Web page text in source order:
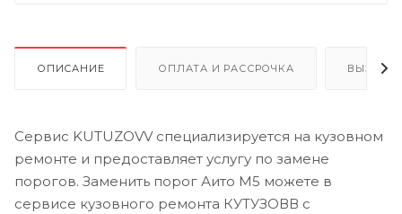
ОПИСАНИЕ ОПЛАТА И РАССРОЧКА ВЫЗОВ
Сервис KUTUZOVV специализируется на кузовном
ремонте и предоставляет услугу по замене
порогов. Заменить порог Аито М5 можете в
сервисе кузовного ремонта КУТУЗОВВ с